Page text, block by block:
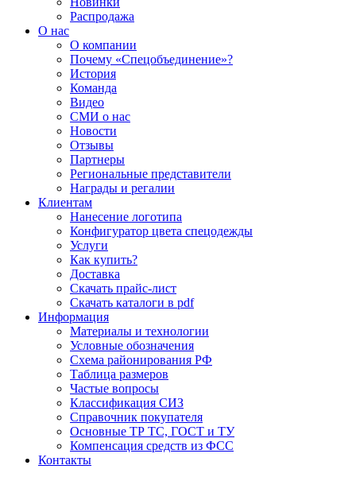
Распродажа
О нас
О компании
Почему «Спецобъединение»?
История
Команда
Видео
СМИ о нас
Новости
Отзывы
Партнеры
Региональные представители
Награды и регалии
Клиентам
Нанесение логотипа
Конфигуратор цвета спецодежды
Услуги
Как купить?
Доставка
Скачать прайс-лист
Скачать каталоги в pdf
Информация
Материалы и технологии
Условные обозначения
Схема районирования РФ
Таблица размеров
Частые вопросы
Классификация СИЗ
Справочник покупателя
Основные ТР ТС, ГОСТ и ТУ
Компенсация средств из ФСС
Контакты